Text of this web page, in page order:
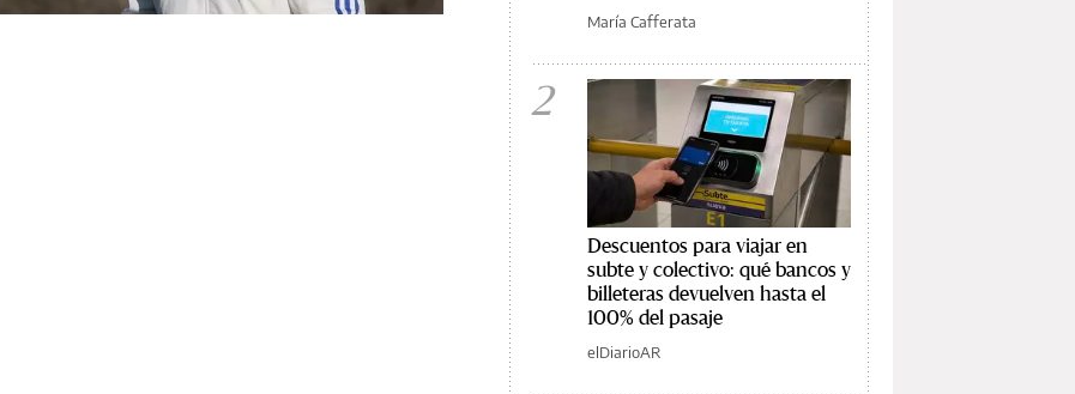
María Cafferata
2
Descuentos para viajar en
subte y colectivo: qué bancos y
billeteras devuelven hasta el
100% del pasaje
elDiarioAR